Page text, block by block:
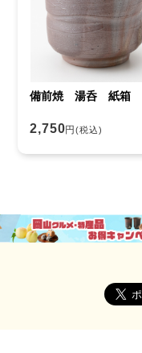
備前焼 湯呑 紙箱
2,750円(税込)